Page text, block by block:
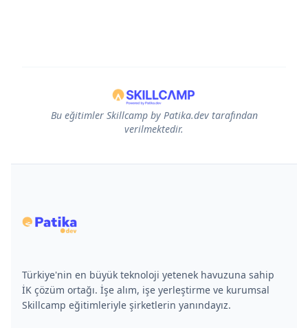
Bu eğitimler Skillcamp by Patika.dev tarafından
verilmektedir.
Türkiye'nin en büyük teknoloji yetenek havuzuna sahip
İK çözüm ortağı. İşe alım, işe yerleştirme ve kurumsal
Skillcamp eğitimleriyle şirketlerin yanındayız.